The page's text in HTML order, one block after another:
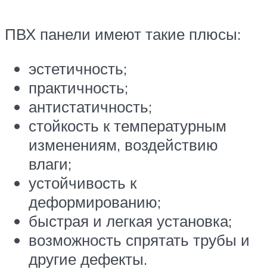
ПВХ панели имеют такие плюсы:
эстетичность;
практичность;
антистатичность;
стойкость к температурным
изменениям, воздействию
влаги;
устойчивость к
деформированию;
быстрая и легкая установка;
возможность спрятать трубы и
другие дефекты.